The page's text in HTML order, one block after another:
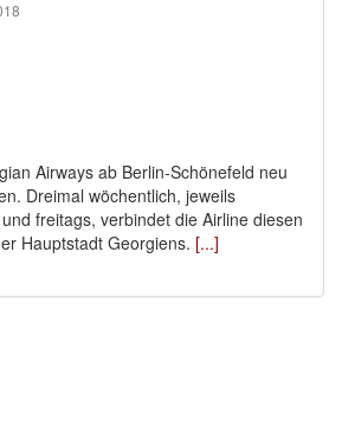
Airways ab Berlin-Schönefeld neu
Dreimal wöchentlich, jeweils
freitags, verbindet die Airline diesen
Hauptstadt Georgiens. [...]